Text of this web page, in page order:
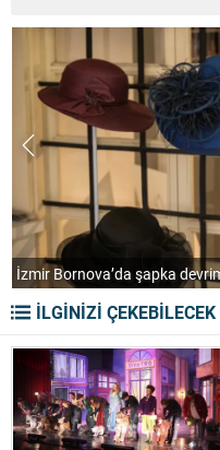
Emeklilere özel ‘Ben Anadolu’
İLGİNİZİ